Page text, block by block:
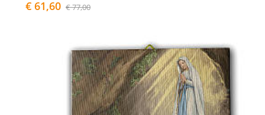
€ 61,60 € 77,00